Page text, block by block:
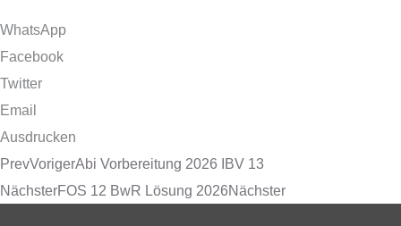
WhatsApp
Facebook
Twitter
Email
Ausdrucken
PrevVorigerAbi Vorbereitung 2026 IBV 13
NächsterFOS 12 BwR Lösung 2026Nächster